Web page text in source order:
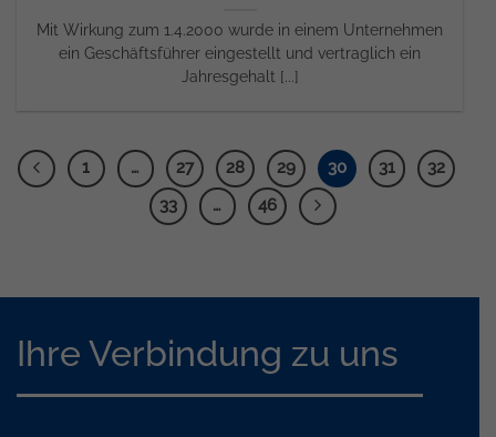
Mit Wirkung zum 1.4.2000 wurde in einem Unternehmen
ein Geschäftsführer eingestellt und vertraglich ein
Jahresgehalt [...]
1 … 27 28 29 30 31
32
33
… 46
Ihre Verbindung zu uns